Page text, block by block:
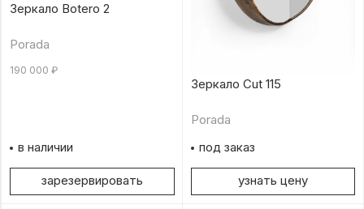
Зеркало Botero 2
Porada
190 000 ₽
в наличии
зарезервировать
Зеркало Cut 115
Porada
под заказ
узнать цену